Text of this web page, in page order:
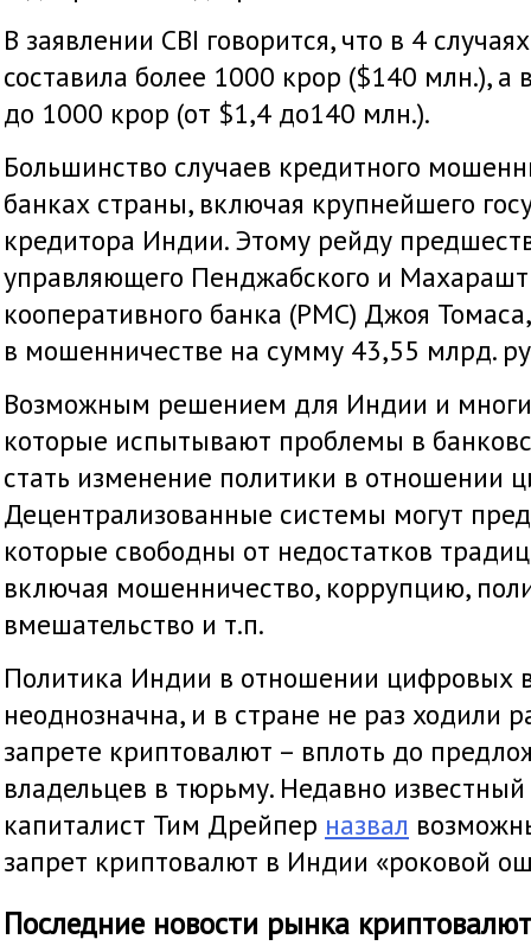
В заявлении CBI говорится, что в 4
составила более 1000 крор ($140 млн.), а
до 1000 крор (от $1,4 до140 млн.).
Большинство случаев кредитного
банках страны, включая крупнейшего
кредитора Индии. Этому рейду
управляющего Пенджабского и
кооперативного банка (PMC) Джоя
в мошенничестве на сумму 43,55 млрд.
Возможным решением для Индии и
которые испытывают проблемы в
стать изменение политики в отношении
Децентрализованные системы могут
которые свободны от недостатков
включая мошенничество, коррупцию,
вмешательство и т.п.
Политика Индии в отношении цифровых
неоднозначна, и в стране не раз ходили
запрете криптовалют – вплоть до
владельцев в тюрьму. Недавно
капиталист Тим Дрейпер назвал
запрет криптовалют в Индии «роковой
Последние новости рынка криптовалют